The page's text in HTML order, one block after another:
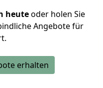
heuteoder holen Sie
Angebote für
erhalten